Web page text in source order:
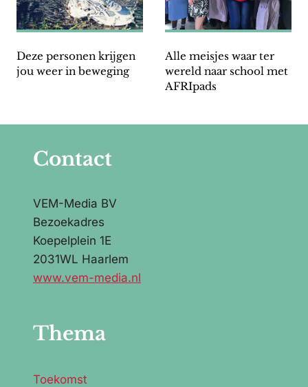
Deze personen krijgen
jou weer in beweging
Alle meisjes waar ter
wereld naar school met
AFRIpads
Contact
VEM-Media BV
Bezoekadres
Koepelplein 1E
2031WL Haarlem
www.vem-media.nl
Thema
Toekomst